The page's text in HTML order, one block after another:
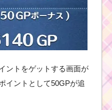
ントをゲットする画面が
イントとして50GPが追